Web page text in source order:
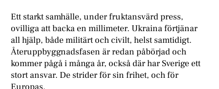
Ett starkt samhälle, under fruktansvärd press,
ovilliga att backa en millimeter. Ukraina förtjänar
all hjälp, både militärt och civilt, helst samtidigt.
Återuppbyggnadsfasen är redan påbörjad och
kommer pågå i många år, också där har Sverige ett
stort ansvar. De strider för sin frihet, och för
Europas.